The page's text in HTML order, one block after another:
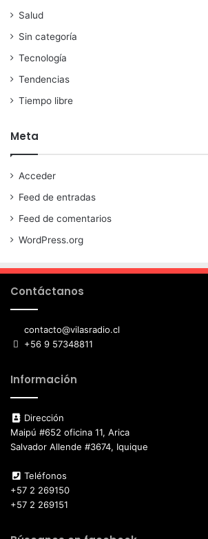
Salud
Sin categoría
Tecnología
Tendencias
Tiempo libre
Meta
Acceder
Feed de entradas
Feed de comentarios
WordPress.org
Contáctanos
contacto@vilasradio.cl
+56 9 57348811
Información
Dirección
Maipú #652 oficina 11, Arica
Salvador Allende #3674, Iquique
Teléfonos
+57 2 269150
+57 2 269151